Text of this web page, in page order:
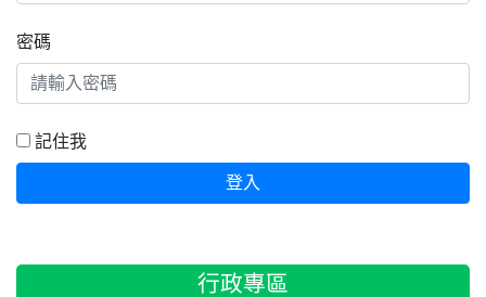
密碼
記住我
登入
::: 行政專區